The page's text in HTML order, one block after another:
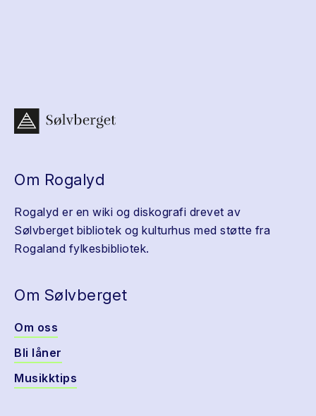
Om Rogalyd
Rogalyd er en wiki og diskografi drevet av
Sølvberget bibliotek og kulturhus med støtte fra
Rogaland fylkesbibliotek.
Om Sølvberget
Om oss
Bli låner
Musikktips